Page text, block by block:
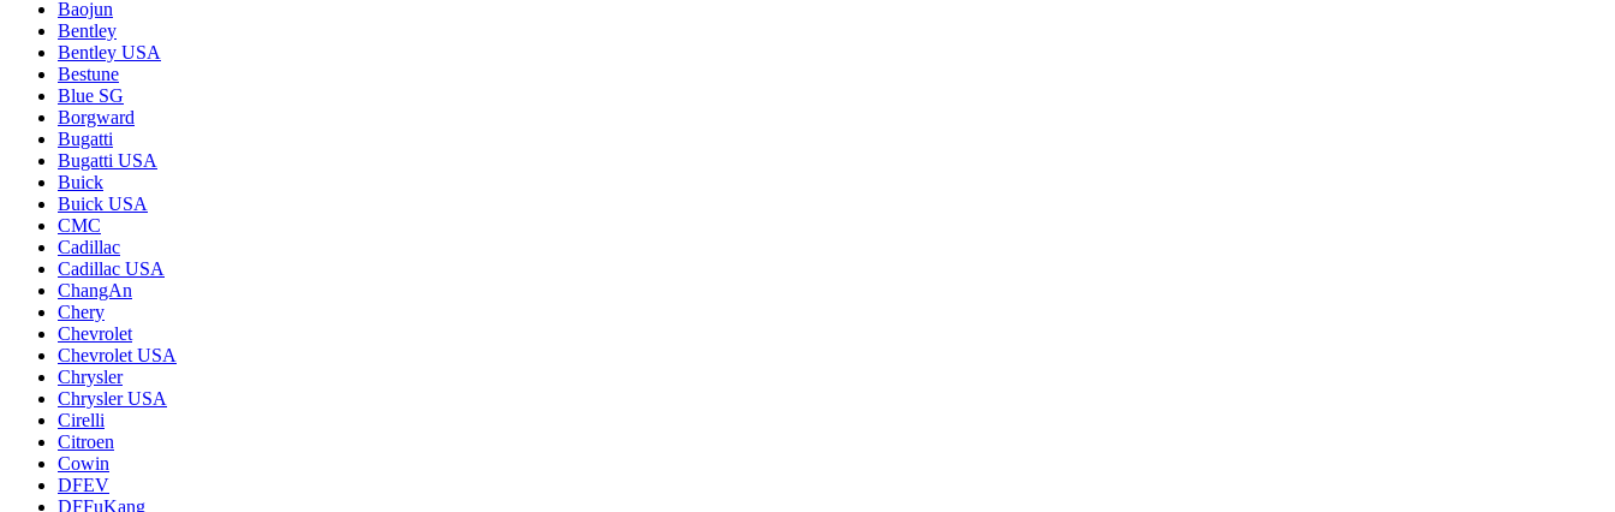
Baojun
Bentley
Bentley USA
Bestune
Blue SG
Borgward
Bugatti
Bugatti USA
Buick
Buick USA
CMC
Cadillac
Cadillac USA
ChangAn
Chery
Chevrolet
Chevrolet USA
Chrysler
Chrysler USA
Cirelli
Citroen
Cowin
DFEV
DFFuKang